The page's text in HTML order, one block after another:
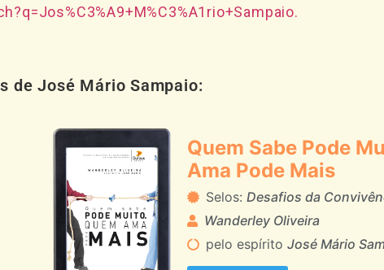
de José Mário Sampaio:
Quem Sabe Pode
Ama Pode Mais
Selos: Desafios da
Wanderley Oliveira
pelo espírito José Mário